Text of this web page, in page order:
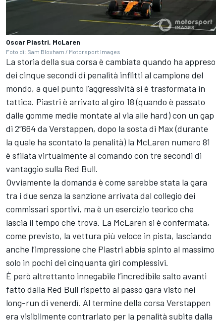
Oscar Piastri, McLaren
Foto di: Sam Bloxham / Motorsport Images
La storia della sua corsa è cambiata quando ha appreso
dei cinque secondi di penalità inflitti al campione del
mondo, a quel punto l’aggressività si è trasformata in
tattica. Piastri è arrivato al giro 18 (quando è passato
dalle gomme medie montate al via alle hard) con un gap
di 2”664 da Verstappen, dopo la sosta di Max (durante
la quale ha scontato la penalità) la McLaren numero 81
è sfilata virtualmente al comando con tre secondi di
vantaggio sulla Red Bull.
Ovviamente la domanda è come sarebbe stata la gara
tra i due senza la sanzione arrivata dal collegio dei
commissari sportivi, ma è un esercizio teorico che
lascia il tempo che trova. La McLaren si è confermata,
come previsto, la vettura più veloce in pista, lasciando
anche l’impressione che Piastri abbia spinto al massimo
solo in pochi dei cinquanta giri complessivi.
È però altrettanto innegabile l’incredibile salto avanti
fatto dalla Red Bull rispetto al passo gara visto nei
long-run di venerdì. Al termine della corsa Verstappen
era visibilmente contrariato per la penalità subita dalla